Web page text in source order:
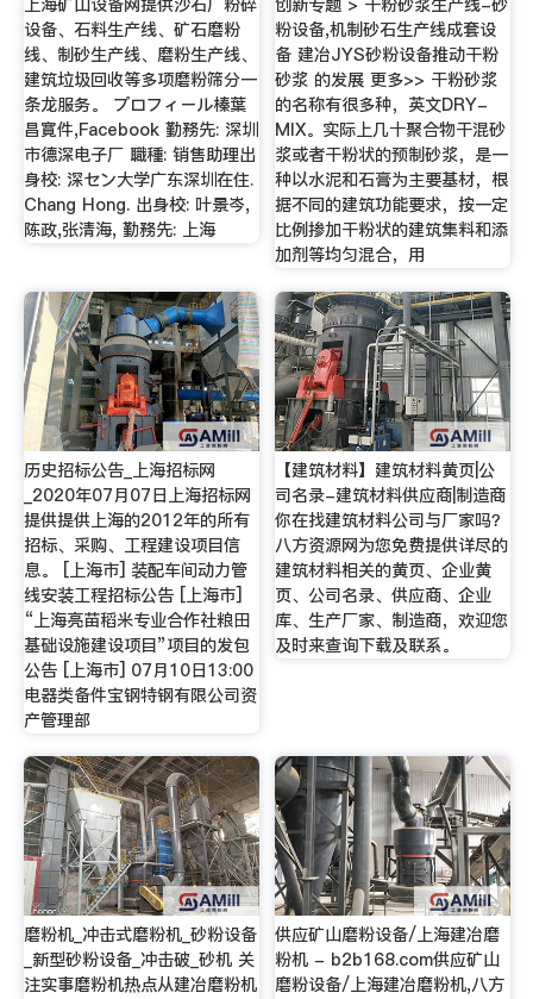
上海矿山设备网提供沙石厂粉碎
设备、石料生产线、矿石磨粉
线、制砂生产线、磨粉生产线、
建筑垃圾回收等多项磨粉筛分一
条龙服务。 プロフィール榛葉
昌寛件,Facebook 勤務先: 深圳
市德深电子厂 職種: 销售助理出
身校: 深セン大学广东深圳在住.
Chang Hong. 出身校: 叶景岑,
陈政,张清海, 勤務先: 上海
创新专题 > 干粉砂浆生产线-砂
粉设备,机制砂石生产线成套设
备 建冶JYS砂粉设备推动干粉
砂浆 的发展 更多>> 干粉砂浆
的名称有很多种，英文DRY-
MIX。实际上几十聚合物干混砂
浆或者干粉状的预制砂浆，是一
种以水泥和石膏为主要基材，根
据不同的建筑功能要求，按一定
比例掺加干粉状的建筑集料和添
加剂等均匀混合，用
历史招标公告_上海招标网
_2020年07月07日上海招标网
提供提供上海的2012年的所有
招标、采购、工程建设项目信
息。 [上海市] 装配车间动力管
线安装工程招标公告 [上海市]
“上海亮苗稻米专业合作社粮田
基础设施建设项目”项目的发包
公告 [上海市] 07月10日13:00
电器类备件宝钢特钢有限公司资
产管理部
【建筑材料】建筑材料黄页|公
司名录-建筑材料供应商|制造商
你在找建筑材料公司与厂家吗？
八方资源网为您免费提供详尽的
建筑材料相关的黄页、企业黄
页、公司名录、供应商、企业
库、生产厂家、制造商，欢迎您
及时来查询下载及联系。
磨粉机_冲击式磨粉机_砂粉设备
_新型砂粉设备_冲击破_砂机 关
注实事磨粉机热点从建冶磨粉机
供应矿山磨粉设备/上海建冶磨
粉机 - b2b168.com供应矿山
磨粉设备/上海建冶磨粉机,八方